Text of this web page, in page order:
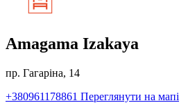
Amagama Izakaya
пр. Гагаріна, 14
+380961178861 Переглянути на мапі